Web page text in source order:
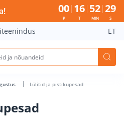
has loaded 00
P
16
T
52
MIN
28
S
ET
Lülitid ja pistikupesad